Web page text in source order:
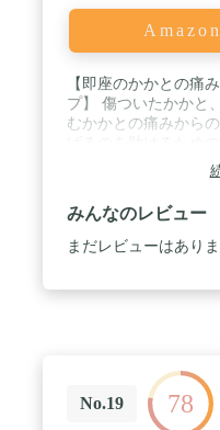
【即座のかかとの痛
プ】 傷ついたかかと
むかかとの痛みから
をする。整形外科用
かかとの痛みを軽減
ツ、サンダルを挿入
足裏を助けてくださ
ド・ライナーはあな
ッションパッドその
のいずれか。 / 【終
ト】 3ペアのバリュ
みんなのレビュー
まだレビューはあり
No.19 78